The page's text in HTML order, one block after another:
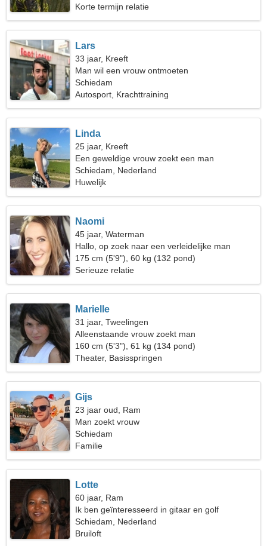
Korte termijn relatie
Lars
33 jaar, Kreeft
Man wil een vrouw ontmoeten
Schiedam
Autosport, Krachttraining
Linda
25 jaar, Kreeft
Een geweldige vrouw zoekt een man
Schiedam, Nederland
Huwelijk
Naomi
45 jaar, Waterman
Hallo, op zoek naar een verleidelijke man
175 cm (5'9"), 60 kg (132 pond)
Serieuze relatie
Marielle
31 jaar, Tweelingen
Alleenstaande vrouw zoekt man
160 cm (5'3"), 61 kg (134 pond)
Theater, Basisspringen
Gijs
23 jaar oud, Ram
Man zoekt vrouw
Schiedam
Familie
Lotte
60 jaar, Ram
Ik ben geïnteresseerd in gitaar en golf
Schiedam, Nederland
Bruiloft